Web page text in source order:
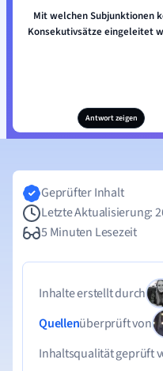
Mit welchen Subjunktionen
Konsekutivsätze eingeleitet
Antwort zeigen
Geprüfter Inhalt
Letzte Aktualisierung:
5 Minuten Lesezeit
Inhalte erstellt durch
Quellenüberprüft von
Inhaltsqualität geprüft